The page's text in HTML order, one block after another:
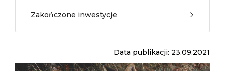
Zakończone inwestycje
Data publikacji: 23.09.2021